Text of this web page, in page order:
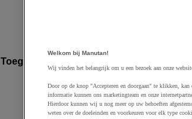
Toegevoegd aan winkelwagen
Welkom bij Manutan!
Wij vinden het belangrijk om u een bezoek aan onze
Door op de knop "Accepteren en doorgaan" te klikken,
informatie kunnen ons marketingteam en onze
Hierdoor kunnen wij u nog meer op uw behoeften
weten over de doeleinden en voorkeuren voor elk type